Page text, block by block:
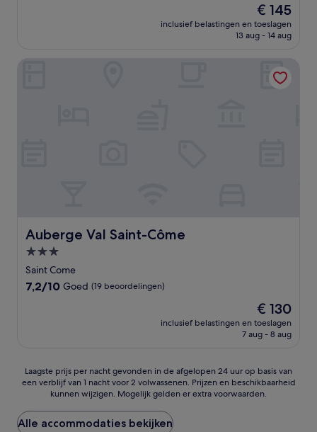
De
prijs
is
€ 145
inclusief belastingen en toeslagen
13 aug - 14 aug
Auberge Val Saint-Côme
Auberge Val Saint-Côme
3.0-
sterrenaccommodatie
Saint Come
7.2
7,2/10 Goed (19 beoordelingen)
De
prijs
is
€ 130
inclusief belastingen en toeslagen
7 aug - 8 aug
Laagste
prijs
nacht
gevonden
Laagste prijs per nacht gevonden in de afgelopen 24 uur op basis van
een verblijf van 1 nacht voor 2 volwassenen. Prijzen en beschikbaarheid
kunnen wijzigen. Mogelijk gelden er extra voorwaarden.
Alle accommodaties bekijken